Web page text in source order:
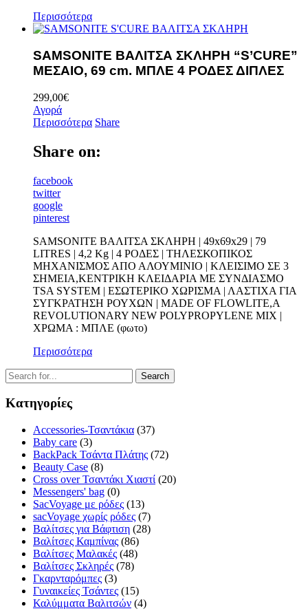
Περισσότερα
SAMSONITE ΒΑΛΙΤΣΑ ΣΚΛΗΡΗ “S’CURE”
ΜΕΣΑΙΟ, 69 cm. ΜΠΛΕ 4 ΡΟΔΕΣ ΔΙΠΛΕΣ
299,00€
Αγορά
Περισσότερα Share
Share on:
facebook
twitter
google
pinterest
SAMSONITE ΒΑΛΙΤΣΑ ΣΚΛΗΡΗ | 49x69x29 | 79
LITRES | 4,2 Kg | 4 ΡΟΔΕΣ | ΤΗΛΕΣΚΟΠΙΚΟΣ
ΜΗΧΑΝΙΣΜΟΣ ΑΠΟ ΑΛΟΥΜΙΝΙΟ | ΚΛΕΙΣΙΜΟ ΣΕ 3
ΣΗΜΕΙΑ,ΚΕΝΤΡΙΚΗ ΚΛΕΙΔΑΡΙΑ ΜΕ ΣΥΝΔΙΑΣΜΟ
TSA SYSTEM | ΕΣΩΤΕΡΙΚΟ ΧΩΡΙΣΜΑ | ΛΑΣΤΙΧΑ ΓΙΑ
ΣΥΓΚΡΑΤΗΣΗ ΡΟΥΧΩΝ | MADE OF FLOWLITE,A
REVOLUTIONARY NEW POLYPROPYLENE MIX |
ΧΡΩΜΑ : ΜΠΛΕ (φωτο)
Περισσότερα
Κατηγορίες
Accessories-Τσαντάκια (37)
Baby care (3)
BackPack Τσάντα Πλάτης (72)
Beauty Case (8)
Cross over Τσαντάκι Χιαστί (20)
Messengers' bag (0)
SacVoyage με ρόδες (13)
sacVoyage χωρίς ρόδες (7)
Βαλίτσες για Βάφτιση (28)
Βαλίτσες Καμπίνας (86)
Βαλίτσες Μαλακές (48)
Βαλίτσες Σκληρές (78)
Γκαρνταρόμπες (3)
Γυναικείες Τσάντες (15)
Καλύμματα Βαλιτσών (4)